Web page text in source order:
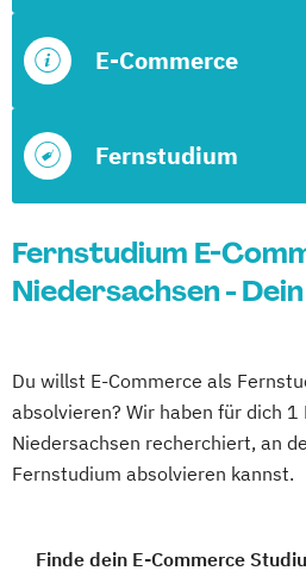
Fernstudium
E-Commerce
Fernstudium E-
Niedersachsen -
Du willst E-Commerce als
absolvieren? Wir haben für dich 1
Niedersachsen recherchiert, an
Fernstudium absolvieren kannst.
Finde dein E-Commerce